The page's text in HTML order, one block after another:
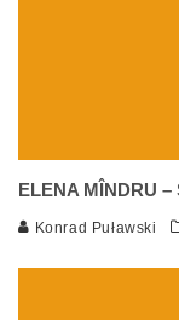
ELENA MÎNDRU
Konrad Puławski